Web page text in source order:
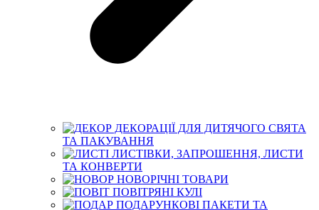
ДЕКОРАЦІЇ ДЛЯ ДИТЯЧОГО СВЯТА
ТА ПАКУВАННЯ
ЛИСТІВКИ, ЗАПРОШЕННЯ, ЛИСТИ
ТА КОНВЕРТИ
НОВОРІЧНІ ТОВАРИ
ПОВІТРЯНІ КУЛІ
ПОДАРУНКОВІ ПАКЕТИ ТА